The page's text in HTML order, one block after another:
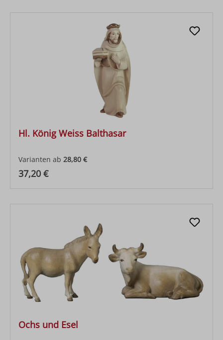
Hl. König Weiss Balthasar
Varianten ab 28,80 €
Regulärer Preis:
37,20 €
Ochs und Esel